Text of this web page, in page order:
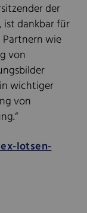
der
ist dankbar für
wie
von
wichtiger
von
lotsen-